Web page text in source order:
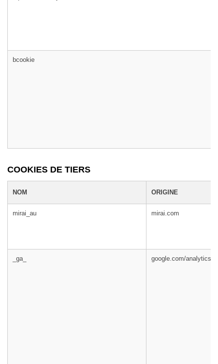
bcookie
COOKIES DE TIERS
NOM ORIGINE
mirai_au mirai.com
_ga_ google.com/analytics/